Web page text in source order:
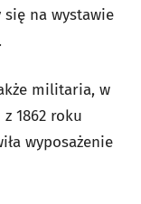
na wystawie
militaria, w
1862 roku
wyposażenie